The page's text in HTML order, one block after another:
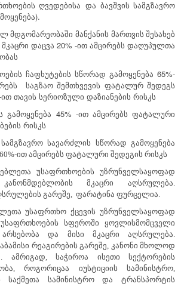
ღვედებისა და ბავშვის სამგზავრო
).
მდგომარეობაში მანქანის მართვის შესახებ
მკაცრი დაცვა 20% -ით ამცირებს დაღუპულთა
ჩაფხუტების სწორად გამოყენება 65%-
საგზაო შემთხვევის ფატალურ შედეგს
ით თავის სერიოზული დაზიანების რისკს
გამოყენება 45% -ით ამცირებს ფატალური
რისკს
სამგზავრო სავარძლის სწორად გამოყენება
60%-ით ამცირებს ფატალური შედეგის რისკს
უსაფრთხოების უზრუნველსაყოფად
კანონმდებლობის მკაცრი აღსრულება.
გარეშე, ფარატინა ფურცელია.
უსაფრთხო ქცევის უზრუნველსაყოფად
სფეროში ყოვლისმომცველი
არსებობა და მისი მკაცრი აღსრულება.
რეაგირების გარეშე, კანონი მხოლოდ
ამრიგად, საჭიროა ისეთი სექტორების
როგორიცაა იუსტიციის სამინისტრო,
საქმეთა სამინისტრო და ტრანსპორტის